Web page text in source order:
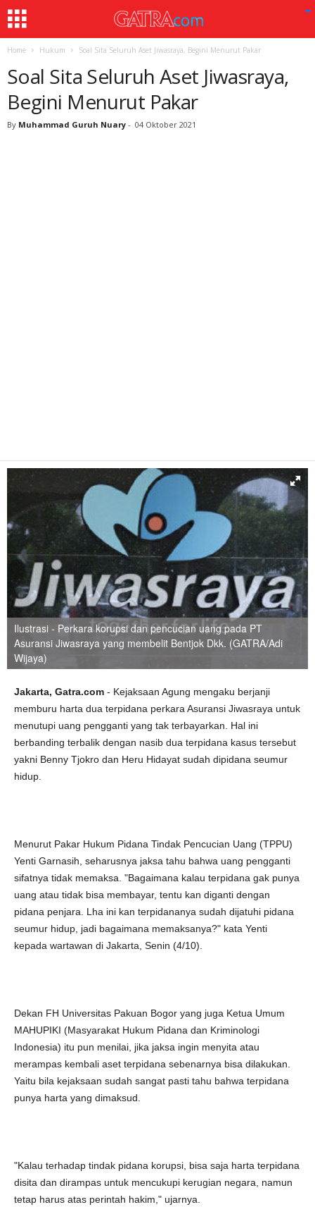
Home Hukum Soal Sita Seluruh Aset Jiwasraya, Begini Menurut Pakar
Soal Sita Seluruh Aset Jiwasraya,
Begini Menurut Pakar
By Muhammad Guruh Nuary - 04 Oktober 2021
Ilustrasi - Perkara korupsi dan pencucian uang pada PT
Asuransi Jiwasraya yang membelit Bentjok Dkk. (GATRA/Adi
Wijaya)
Jakarta, Gatra.com - Kejaksaan Agung mengaku berjanji
memburu harta dua terpidana perkara Asuransi Jiwasraya untuk
menutupi uang pengganti yang tak terbayarkan. Hal ini
berbanding terbalik dengan nasib dua terpidana kasus tersebut
yakni Benny Tjokro dan Heru Hidayat sudah dipidana seumur
hidup.
Menurut Pakar Hukum Pidana Tindak Pencucian Uang (TPPU)
Yenti Garnasih, seharusnya jaksa tahu bahwa uang pengganti
sifatnya tidak memaksa. "Bagaimana kalau terpidana gak punya
uang atau tidak bisa membayar, tentu kan diganti dengan
pidana penjara. Lha ini kan terpidananya sudah dijatuhi pidana
seumur hidup, jadi bagaimana memaksanya?" kata Yenti
kepada wartawan di Jakarta, Senin (4/10).
Dekan FH Universitas Pakuan Bogor yang juga Ketua Umum
MAHUPIKI (Masyarakat Hukum Pidana dan Kriminologi
Indonesia) itu pun menilai, jika jaksa ingin menyita atau
merampas kembali aset terpidana sebenarnya bisa dilakukan.
Yaitu bila kejaksaan sudah sangat pasti tahu bahwa terpidana
punya harta yang dimaksud.
"Kalau terhadap tindak pidana korupsi, bisa saja harta terpidana
disita dan dirampas untuk mencukupi kerugian negara, namun
tetap harus atas perintah hakim," ujarnya.